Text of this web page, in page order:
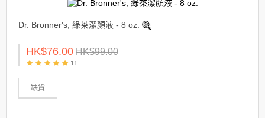
Dr. Bronner's, 綠茶潔顏液 - 8 oz.
HK$76.00 HK$99.00
11
缺貨